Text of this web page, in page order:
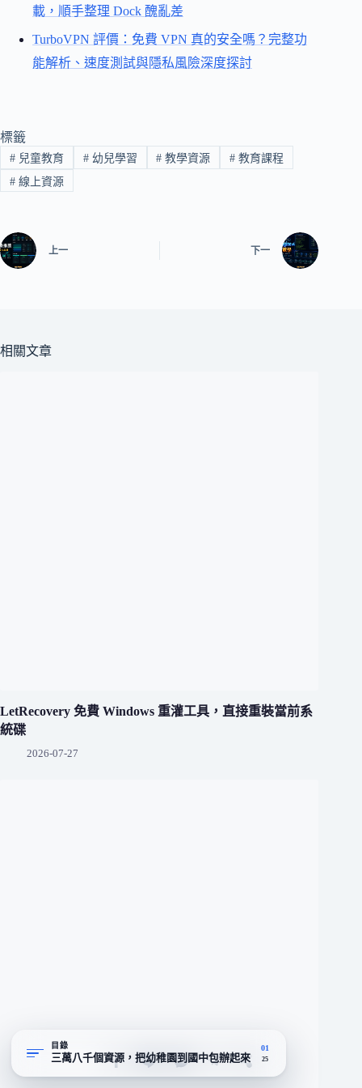
載，順手整理 Dock 醜亂差
TurboVPN 評價：免費 VPN 真的安全嗎？完整功
能解析、速度測試與隱私風險深度探討
標籤
#兒童教育 #幼兒學習 # 教學資源 # 教育課程
#線上資源
上一 下一
相關文章
LetRecovery 免費 Windows 重灌工具，直接重裝當前系
統碟
2026-07-27
目錄
三萬八千個資源，把幼稚園到國中包辦起來
01
25